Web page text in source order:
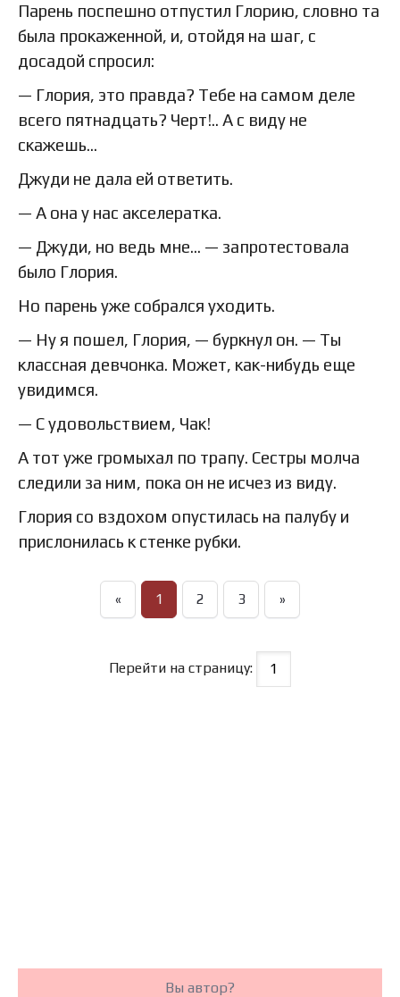
Парень поспешно отпустил Глорию, словно та
была прокаженной, и, отойдя на шаг, с
досадой спросил:
— Глория, это правда? Тебе на самом деле
всего пятнадцать? Черт!.. А с виду не
скажешь…
Джуди не дала ей ответить.
— А она у нас акселератка.
— Джуди, но ведь мне… — запротестовала
было Глория.
Но парень уже собрался уходить.
— Ну я пошел, Глория, — буркнул он. — Ты
классная девчонка. Может, как-нибудь еще
увидимся.
— С удовольствием, Чак!
А тот уже громыхал по трапу. Сестры молча
следили за ним, пока он не исчез из виду.
Глория со вздохом опустилась на палубу и
прислонилась к стенке рубки.
« 1 2 3 »
Перейти на страницу:
Вы автор?